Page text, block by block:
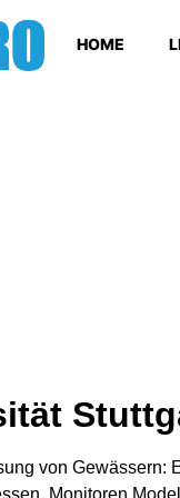
HOME
von Gewässern: